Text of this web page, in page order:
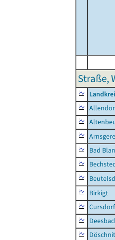
Straße,
Bad
Birkigt
Cursdorf